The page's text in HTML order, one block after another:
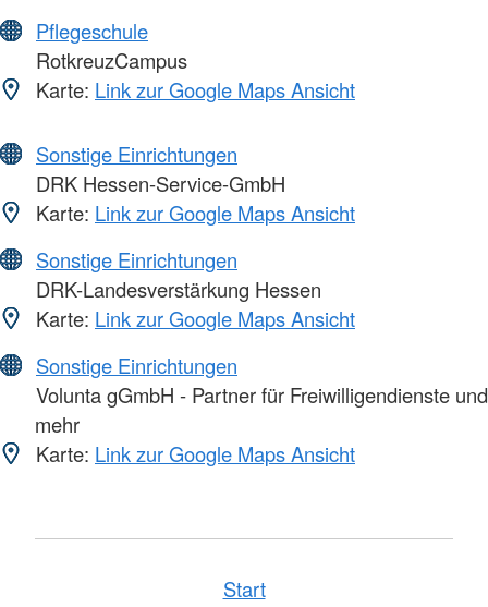
Pflegeschule
RotkreuzCampus
Karte: Link zur Google Maps Ansicht
Sonstige Einrichtungen
DRK Hessen-Service-GmbH
Karte: Link zur Google Maps Ansicht
Sonstige Einrichtungen
DRK-Landesverstärkung Hessen
Karte: Link zur Google Maps Ansicht
Sonstige Einrichtungen
Volunta gGmbH - Partner für Freiwilligendienste und
mehr
Karte: Link zur Google Maps Ansicht
Start